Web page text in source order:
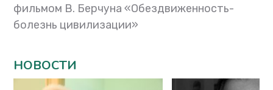
фильмом В. Берчуна «Обездвиженность-
болезнь цивилизации»
НОВОСТИ